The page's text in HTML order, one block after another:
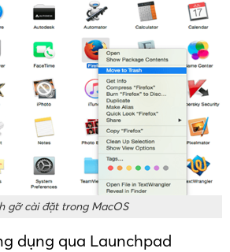
gỡ cài đặt trong MacOS
dụng qua Launchpad